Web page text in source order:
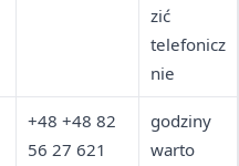
zić
telefonicz
nie
+48 +48 82
56 27 621
godziny
warto